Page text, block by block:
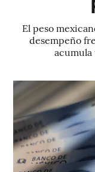
El peso
desempeño